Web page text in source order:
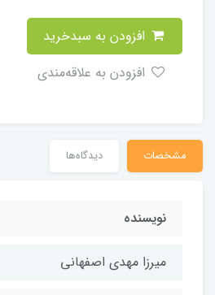
مشخصات دیدگاه‌ها
نویسنده
ميرزا مهدي اصفهاني